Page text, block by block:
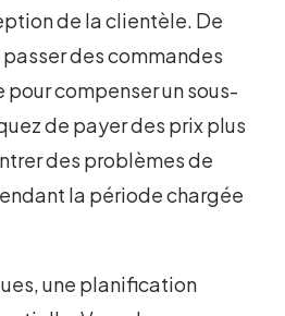
de la clientèle. De
des commandes
compenser un sous-
de payer des prix plus
des problèmes de
la période chargée
une planification